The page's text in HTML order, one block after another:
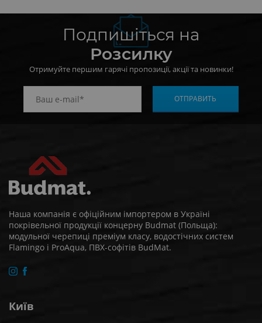
Подпишіться на
Розсилку
Отримуйте першим гарячі пропозиції, акції та новинки!
Наша компанія є офіційним імпортером в Україні
покрівельної продукції концерну Budmat (Польща):
модульної черепиці преміум класу, водостічних систем
Flamingo і ProAqua, ПВХ-софітів BudMat.
Київ